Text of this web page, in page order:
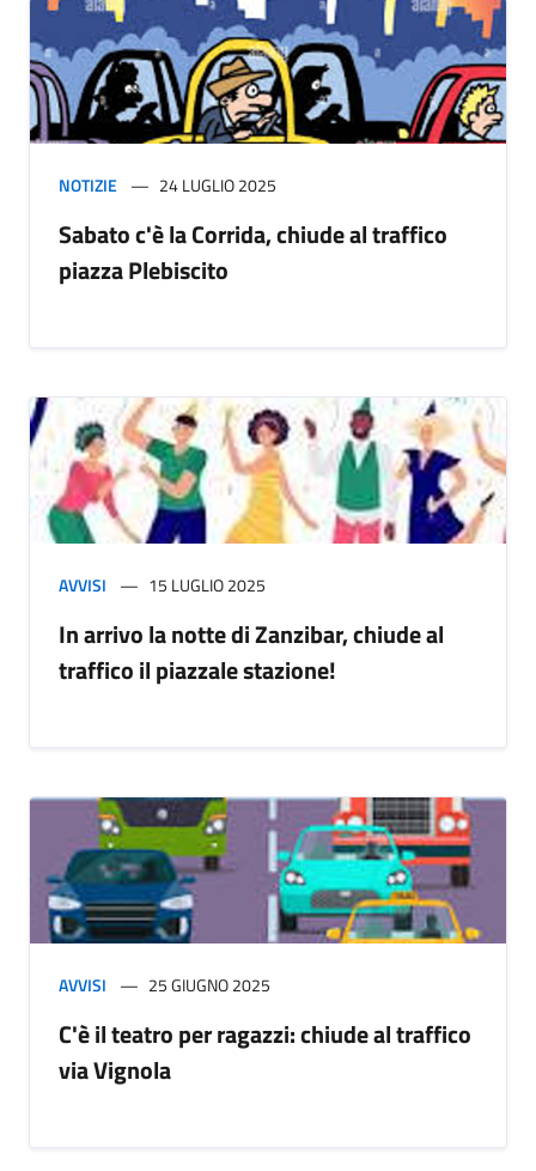
NOTIZIE 24 LUGLIO 2025
Sabato c'è la Corrida, chiude al traffico
piazza Plebiscito
AVVISI 15 LUGLIO 2025
In arrivo la notte di Zanzibar, chiude al
traffico il piazzale stazione!
AVVISI 25 GIUGNO 2025
C'è il teatro per ragazzi: chiude al traffico
via Vignola